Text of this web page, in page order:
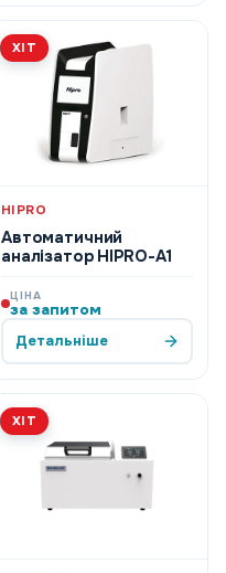
ХІТ
HIPRO
Автоматичний
аналізатор HIPRO-A1
ЦІНА
за запитом
Детальніше
ХІТ